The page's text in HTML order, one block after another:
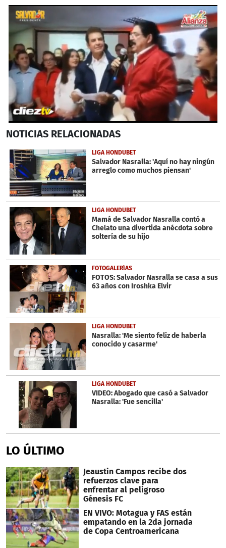
seconds
59
seconds
NOTICIAS RELACIONADAS
LIGA HONDUBET
Salvador Nasralla: 'Aquí no hay ningún
arreglo como muchos piensan'
LIGA HONDUBET
Mamá de Salvador Nasralla contó a
Chelato una divertida anécdota sobre
soltería de su hijo
FOTOGALERÍAS
FOTOS: Salvador Nasralla se casa a sus
63 años con Iroshka Elvir
LIGA HONDUBET
Nasralla: 'Me siento feliz de haberla
conocido y casarme'
LIGA HONDUBET
VIDEO: Abogado que casó a Salvador
Nasralla: 'Fue sencilla'
LO ÚLTIMO
Jeaustin Campos recibe dos
refuerzos clave para
enfrentar al peligroso
Génesis FC
EN VIVO: Motagua y FAS están
empatando en la 2da jornada
de Copa Centroamericana